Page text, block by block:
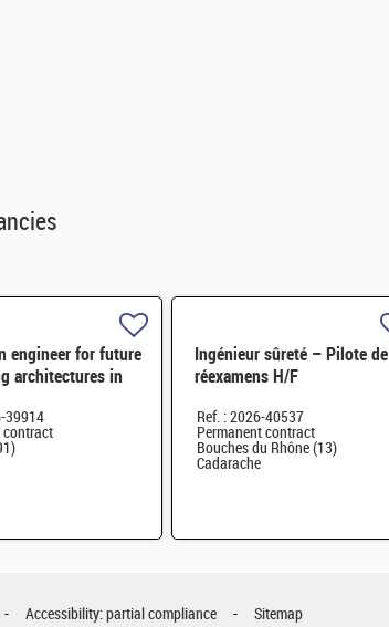
engineer for future
architectures in
39914
contract
Ingénieur sûreté – Pilote de
réexamens H/F
Ref. : 2026-40537
Permanent contract
Bouches du Rhône (13)
Cadarache
Accessibility: partial compliance Sitemap